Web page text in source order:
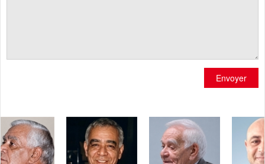
Envoyer